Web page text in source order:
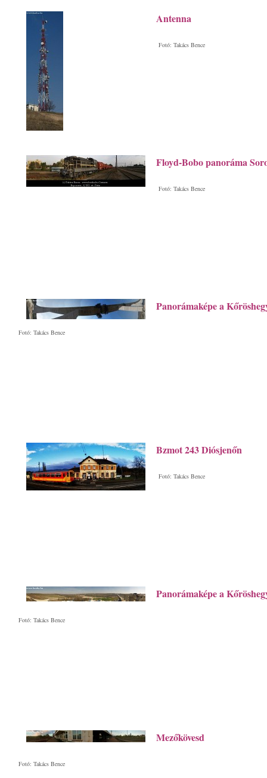
Antenna
Fotó: Takács Bence
Floyd-Bobo panoráma
Fotó: Takács Bence
Panorámaképe a
Fotó: Takács Bence
Bzmot 243 Diósjenőn
Fotó: Takács Bence
Panorámaképe a
Fotó: Takács Bence
Mezőkövesd
Fotó: Takács Bence